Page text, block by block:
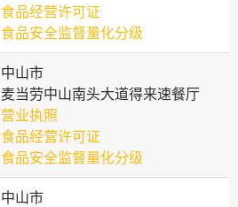
食品经营许可证
食品安全监督量化分级
中山市
麦当劳中山南头大道得来速餐厅
营业执照
食品经营许可证
食品安全监督量化分级
中山市